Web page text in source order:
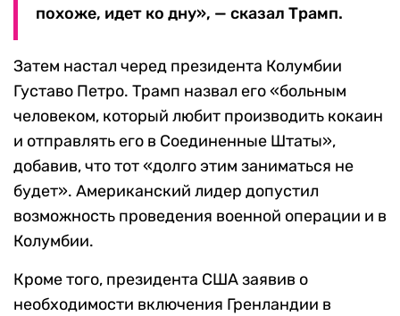
похоже, идет ко дну», — сказал Трамп.
Затем настал черед президента Колумбии
Густаво Петро. Трамп назвал его «больным
человеком, который любит производить кокаин
и отправлять его в Соединенные Штаты»,
добавив, что тот «долго этим заниматься не
будет». Американский лидер допустил
возможность проведения военной операции и в
Колумбии.
Кроме того, президента США заявив о
необходимости включения Гренландии в